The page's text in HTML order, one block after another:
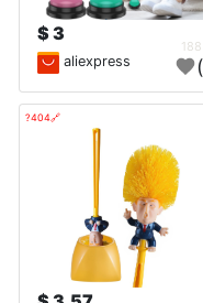
3 $
aliexpress
🔗404?